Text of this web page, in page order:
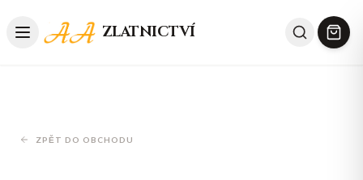
ZLATNICTVÍ
ZPĚT DO OBCHODU